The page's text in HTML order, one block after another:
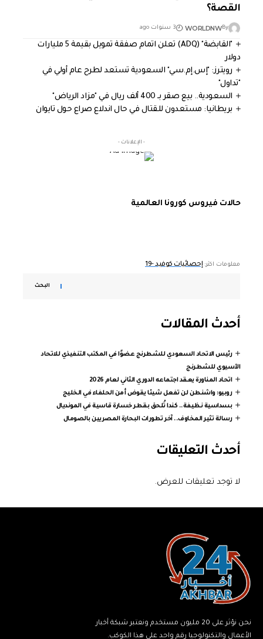
القصة؟
By
WORLDNW 3 سنوات ago
"القابضة" (ADQ) تعلن اتمام صفقة تمويل بقيمة 5 مليارات
دولار
رويترز: "إس.إم.سي" السعودية تستعد لطرح عام أولي في
"تداول"
السعودية.. بيع صقر بـ 400 ألف ريال في "مزاد الرياض"
بريطانيا: مستعدون للقتال في حال اندلاع صراع حول تايوان
- الإعلانات -
حالات فيروس كورونا العالمية
معلومات اكثر: إحصائيات كوفيد -19
البحث
أحدث المقالات
رئيس الاتحاد السعودي للشطرنج عضوًا في المكتب التنفيذي للاتحاد
الآسيوي للشطرنج
اتحاد المناورة يعقد اجتماعه الدوري الثاني لعام 2026
روبيو: واشنطن لن تفعل شيئا يقوض أمن الحلفاء في الخليج
بسداسية نظيفة.. كندا تُلحق بقطر خسارة قاسية في المونديال
رسالة تثير المخاوف.. آخر تطورات البحارة المصريين بالصومال
أحدث التعليقات
لا توجد تعليقات للعرض.
نحن نؤثر على 20 مليون مستخدم ونعتبر شبكة أخبار
الأعمال والتكنولوجيا رقم واحد على هذا الكوكب.